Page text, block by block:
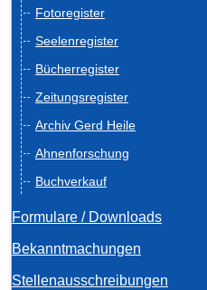
Fotoregister
Seelenregister
Bücherregister
Zeitungsregister
Archiv Gerd Heile
Ahnenforschung
Buchverkauf
Formulare / Downloads
Bekanntmachungen
Stellenausschreibungen